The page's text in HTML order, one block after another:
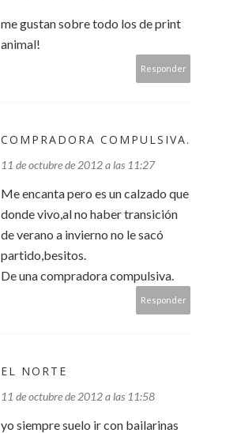
me gustan sobre todo los de print
animal!
Responder
COMPRADORA COMPULSIVA.
11 de octubre de 2012 a las 11:27
Me encanta pero es un calzado que
donde vivo,al no haber transición
de verano a invierno no le sacó
partido,besitos.
De una compradora compulsiva.
Responder
EL NORTE
11 de octubre de 2012 a las 11:58
yo siempre suelo ir con bailarinas